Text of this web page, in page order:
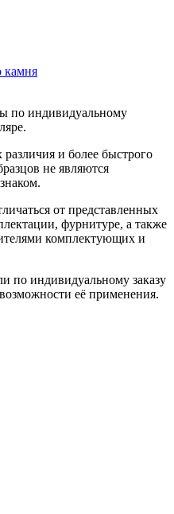
камня
по индивидуальному
и более быстрого
не являются
от представленных
фурнитуре, а также
комплектующих и
по индивидуальному заказу
её применения.